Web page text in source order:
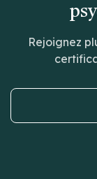
Rejoignez